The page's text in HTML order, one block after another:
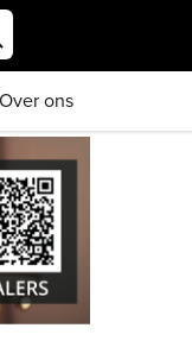
Over ons